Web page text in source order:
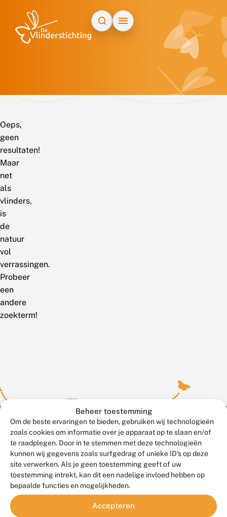
Beheer toestemming
Om de beste ervaringen te bieden, gebruiken wij technologieën
zoals cookies om informatie over je apparaat op te slaan en/of
te raadplegen. Door in te stemmen met deze technologieën
kunnen wij gegevens zoals surfgedrag of unieke ID's op deze
site verwerken. Als je geen toestemming geeft of uw
toestemming intrekt, kan dit een nadelige invloed hebben op
bepaalde functies en mogelijkheden.
Accepteren
Oeps,
geen
resultaten!
Maar
net
als
vlinders,
is
de
natuur
vol
verrassingen.
Probeer
een
andere
zoekterm!
Contact
Veelgestelde vragen
Meld waarnemingen© 2026 Vlinderstichting
Duurzaam ontwikkeld door
Go2People
, ontworpen door
Blue Field Agency
Privacy
Disclaimer
Sitemap